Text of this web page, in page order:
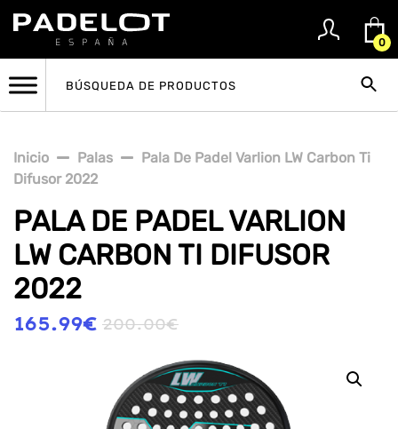
0
Inicio Palas
Pala De Padel Varlion LW Carbon Ti
Difusor 2022
PALA DE PADEL VARLION
LW CARBON TI DIFUSOR
2022
200.00€
165.99€